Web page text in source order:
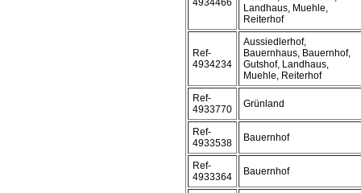
4934466
Landhaus, Muehle,
Reiterhof
Ref-
4934234
Aussiedlerhof,
Bauernhaus, Bauernhof,
Gutshof, Landhaus,
Muehle, Reiterhof
Ref-
4933770
Grünland
Ref-
4933538
Bauernhof
Ref-
4933364
Bauernhof